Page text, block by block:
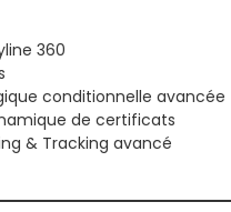
360
conditionnelle avancée
de certificats
& Tracking avancé